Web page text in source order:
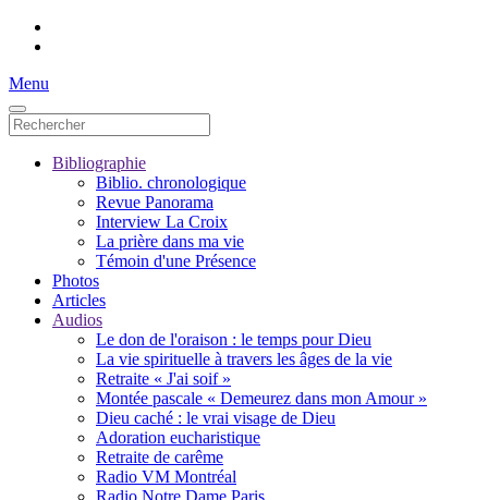
Menu
Bibliographie
Biblio. chronologique
Revue Panorama
Interview La Croix
La prière dans ma vie
Témoin d'une Présence
Photos
Articles
Audios
Le don de l'oraison : le temps pour Dieu
La vie spirituelle à travers les âges de la vie
Retraite « J'ai soif »
Montée pascale « Demeurez dans mon Amour »
Dieu caché : le vrai visage de Dieu
Adoration eucharistique
Retraite de carême
Radio VM Montréal
Radio Notre Dame Paris